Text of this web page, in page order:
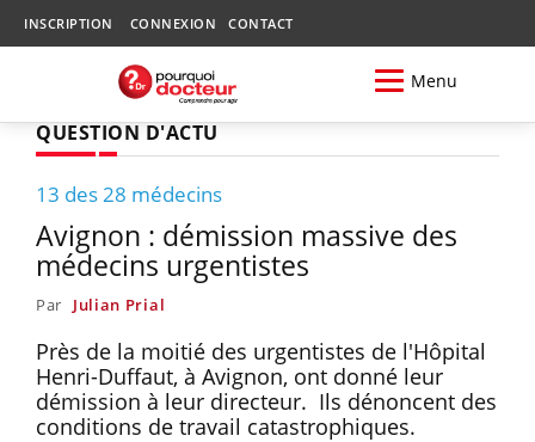
INSCRIPTION CONNEXION CONTACT
Menu
QUESTION D'ACTU
13 des 28 médecins
Avignon : démission massive des
médecins urgentistes
Par Julian Prial
Près de la moitié des urgentistes de l'Hôpital
Henri-Duffaut, à Avignon, ont donné leur
démission à leur directeur. Ils dénoncent des
conditions de travail catastrophiques.